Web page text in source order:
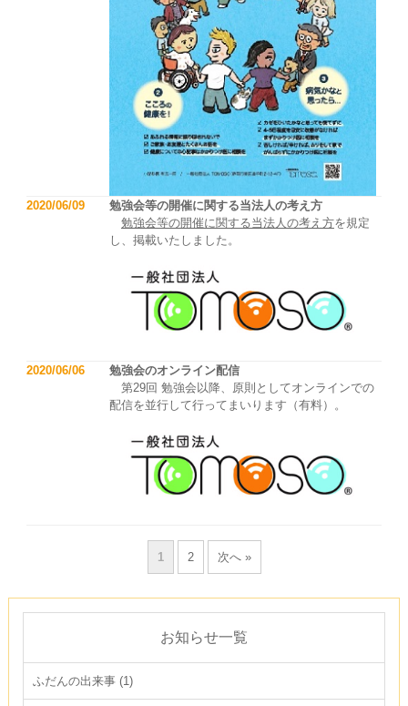
2020/06/09
勉強会等の開催に関する当法人の考え方
勉強会等の開催に関する当法人の考え方を規定
し、掲載いたしました。
2020/06/06
勉強会のオンライン配信
第29回 勉強会以降、原則としてオンラインでの
配信を並行して行ってまいります（有料）。
1 2 次へ »
お知らせ一覧
ふだんの出来事 (1)